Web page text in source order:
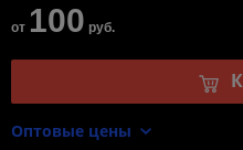
от 100 руб.
Оптовые цены